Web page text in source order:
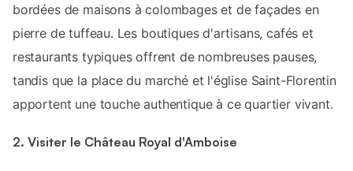
bordées de maisons à colombages et de façades en
pierre de tuffeau. Les boutiques d'artisans, cafés et
restaurants typiques offrent de nombreuses pauses,
tandis que la place du marché et l'église Saint-Florentin
apportent une touche authentique à ce quartier vivant.
2. Visiter le Château Royal d'Amboise